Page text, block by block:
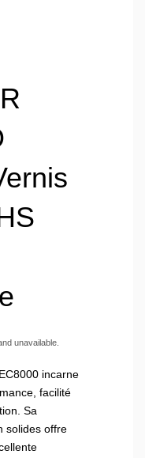
unavailable.
incarne
facilité
Sa
solides offre